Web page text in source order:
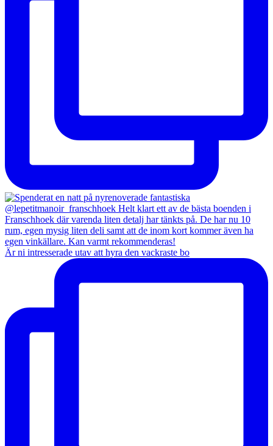
Är ni intresserade utav att hyra den vackraste bo